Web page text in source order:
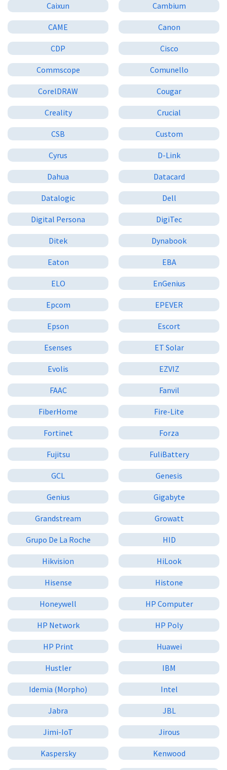
Caixun Cambium
CAME Canon
CDP Cisco
Commscope Comunello
CorelDRAW Cougar
Creality Crucial
CSB Custom
Cyrus D-Link
Dahua Datacard
Datalogic Dell
Digital Persona DigiTec
Ditek Dynabook
Eaton EBA
ELO EnGenius
Epcom EPEVER
Epson Escort
Esenses ET Solar
Evolis EZVIZ
FAAC Fanvil
FiberHome Fire-Lite
Fortinet Forza
Fujitsu FuliBattery
GCL Genesis
Genius Gigabyte
Grandstream Growatt
Grupo De La Roche HID
Hikvision HiLook
Hisense Histone
Honeywell HP Computer
HP Network HP Poly
HP Print Huawei
Hustler IBM
Idemia (Morpho) Intel
Jabra JBL
Jimi-IoT Jirous
Kaspersky Kenwood